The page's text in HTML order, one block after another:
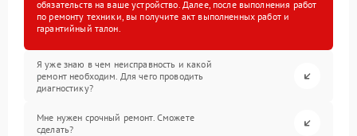
обязательств на ваше устройство. Далее, после выполнения работ
по ремонту техники, вы получите акт выполненных работ и
гарантийный талон.
Я уже знаю в чем неисправность и какой
ремонт необходим. Для чего проводить
диагностику?
Мне нужен срочный ремонт. Сможете
сделать?